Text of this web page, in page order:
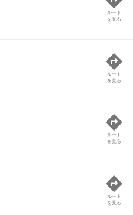
ルート
を見る
ルート
を見る
ルート
を見る
ルート
を見る